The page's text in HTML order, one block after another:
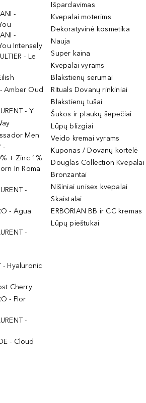
-
-
Intensely
- Le
Amber Oud
- Y
Men
-
+ Zinc 1%
In Roma
-
- Agua
-
- Hyaluronic
Cherry
- Flor
-
- Cloud
Išpardavimas
Kvepalai moterims
Dekoratyvinė kosmetika
Nauja
Super kaina
Kvepalai vyrams
Blakstienų serumai
Rituals Dovanų rinkiniai
Blakstienų tušai
Šukos ir plaukų šepečiai
Lūpų blizgiai
Veido kremai vyrams
Kuponas / Dovanų kortelė
Douglas Collection Kvepalai
Bronzantai
Nišiniai unisex kvepalai
Skaistalai
ERBORIAN BB ir CC kremas
Lūpų pieštukai